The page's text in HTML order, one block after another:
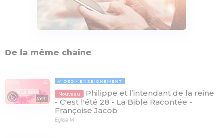
De la même chaîne
09:41
VIDÉO ENSEIGNEMENT
Nouveau
Philippe et l’intendant de la reine
- C'est l'été 28 - La Bible Racontée -
Françoise Jacob
Eglise M